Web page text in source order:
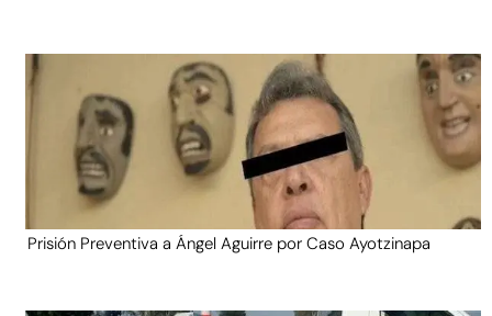
Prisión Preventiva a Ángel Aguirre por Caso Ayotzinapa